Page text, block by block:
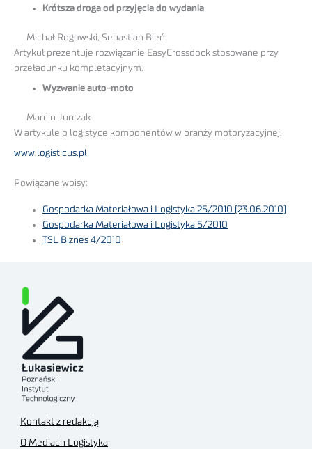
Krótsza droga od przyjęcia do wydania
Michał Rogowski, Sebastian Bień
Artykuł prezentuje rozwiązanie EasyCrossdock stosowane przy
przeładunku kompletacyjnym.
Wyzwanie auto-moto
Marcin Jurczak
W artykule o logistyce komponentów w branży motoryzacyjnej.
www.logisticus.pl
Powiązane wpisy:
Gospodarka Materiałowa i Logistyka 25/2010 (23.06.2010)
Gospodarka Materiałowa i Logistyka 5/2010
TSL Biznes 4/2010
Kontakt z redakcją
O Mediach Logistyka